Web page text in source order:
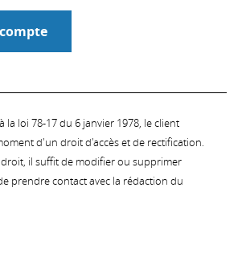
la loi 78-17 du 6 janvier 1978, le client
d'un droit d'accès et de rectification.
droit, il suffit de modifier ou supprimer
prendre contact avec la rédaction du